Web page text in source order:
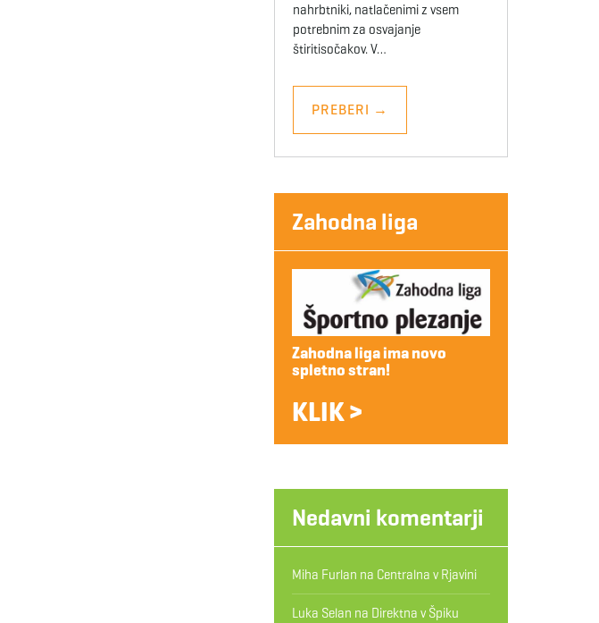
nahrbtniki, natlačenimi z vsem
potrebnim za osvajanje
štiritisočakov. V…
PREBERI →
Zahodna liga
Zahodna liga ima novo
spletno stran!
KLIK >
Nedavni komentarji
Miha Furlan na Centralna v Rjavini
Luka Selan na Direktna v Špiku